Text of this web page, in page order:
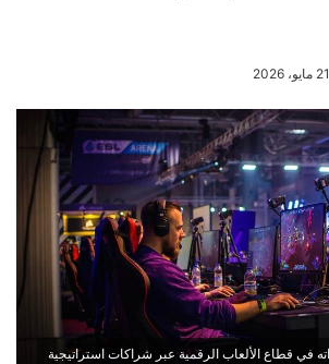
21 مايو، 2026
في قطاع الألعاب الرقمية عبر شراكات استراتيجية